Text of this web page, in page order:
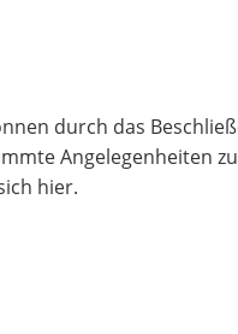
durch das
Angelegenheiten
hier.